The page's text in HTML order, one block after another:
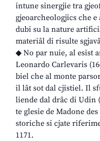
intune sinergjie tra
gjeoarcheologjics che
dubi su la nature
materiâl di risulte
◆ No par nuie, al esist
Leonardo Carlevaris
biel che al monte
il lât sot dal cjistiel. Il
liende dal drâc di Udin
te glesie de Madone
storiche si cjate
1171.